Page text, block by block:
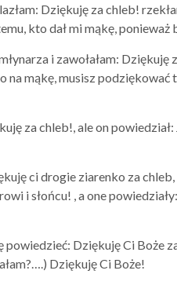
Dziękuję za chleb!
kto dał mi mąkę, ponieważ
i zawołałam: Dziękuję
na mąkę, musisz podziękować
za chleb!, ale on powiedział:
ci drogie ziarenko za chleb,
i słońcu! , a one
Dziękuję Ci Boże
Dziękuję Ci Boże!